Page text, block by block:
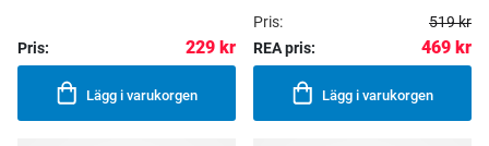
Pris: 229 kr
Lägg i varukorgen
Pris:
519 kr
REA pris:
469 kr
Lägg i varukorgen